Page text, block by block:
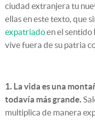
ciudad extranjera tu
ellas en este texto, que
expatriadoen el sentido
vive fuera de su patria
1. La vida es una
todavía más grande.
multiplica de manera